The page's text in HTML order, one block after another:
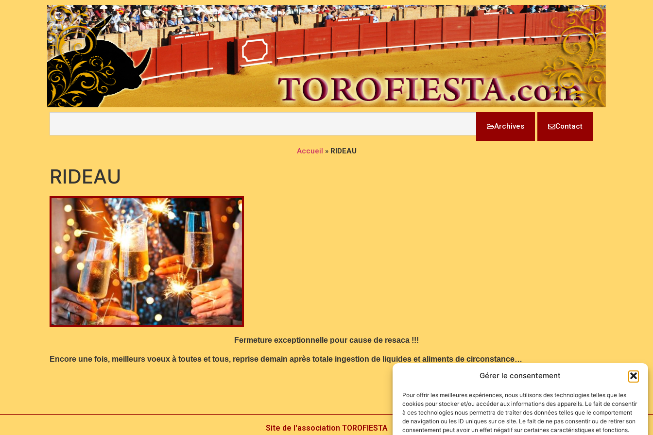
Gérer le consentement
Pour offrir les meilleures expériences, nous utilisons des technologies telles que les
cookies pour stocker et/ou accéder aux informations des appareils. Le fait de consentir
à ces technologies nous permettra de traiter des données telles que le comportement
de navigation ou les ID uniques sur ce site. Le fait de ne pas consentir ou de retirer son
consentement peut avoir un effet négatif sur certaines caractéristiques et fonctions.
Archives Contact
Accueil » RIDEAU
RIDEAU
Fermeture exceptionnelle pour cause de resaca !!!
Encore une fois, meilleurs voeux à toutes et tous, reprise demain après totale ingestion de liquides et aliments de circonstance…
Site de l'association TOROFIESTA